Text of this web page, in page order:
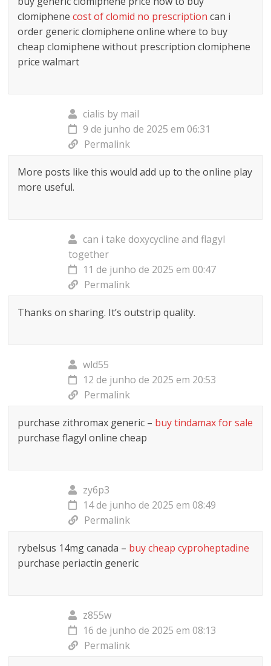
clomiphenecost of clomid no prescription can i
order generic clomiphene online where to buy
cheap clomiphene without prescription clomiphene
price walmart
cialis by mail
9 de junho de 2025 em 06:31
Permalink
More posts like this would add up to the online play
more useful.
can i take doxycycline and flagyl
together
11 de junho de 2025 em 00:47
Permalink
Thanks on sharing. It’s outstrip quality.
wld55
12 de junho de 2025 em 20:53
Permalink
purchase zithromax generic – buy tindamax for sale
purchase flagyl online cheap
zy6p3
14 de junho de 2025 em 08:49
Permalink
rybelsus 14mg canada – buy cheap cyproheptadine
purchase periactin generic
z855w
16 de junho de 2025 em 08:13
Permalink